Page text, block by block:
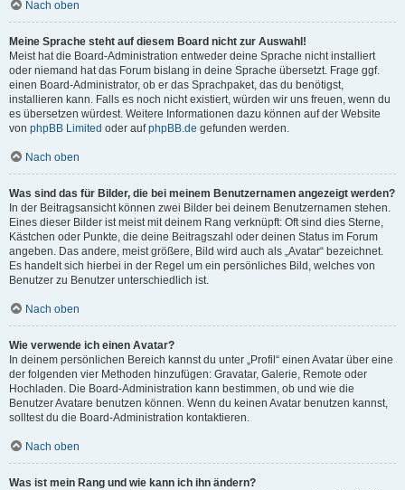
Nach oben
Meine Sprache steht auf diesem Board nicht zur Auswahl!
Meist hat die Board-Administration entweder deine Sprache nicht installiert
oder niemand hat das Forum bislang in deine Sprache übersetzt. Frage ggf.
einen Board-Administrator, ob er das Sprachpaket, das du benötigst,
installieren kann. Falls es noch nicht existiert, würden wir uns freuen, wenn du
es übersetzen würdest. Weitere Informationen dazu können auf der Website
von phpBB Limited oder aufphpBB.de gefunden werden.
Nach oben
Was sind das für Bilder, die bei meinem Benutzernamen angezeigt werden?
In der Beitragsansicht können zwei Bilder bei deinem Benutzernamen stehen.
Eines dieser Bilder ist meist mit deinem Rang verknüpft: Oft sind dies Sterne,
Kästchen oder Punkte, die deine Beitragszahl oder deinen Status im Forum
angeben. Das andere, meist größere, Bild wird auch als „Avatar“ bezeichnet.
Es handelt sich hierbei in der Regel um ein persönliches Bild, welches von
Benutzer zu Benutzer unterschiedlich ist.
Nach oben
Wie verwende ich einen Avatar?
In deinem persönlichen Bereich kannst du unter „Profil“ einen Avatar über eine
der folgenden vier Methoden hinzufügen: Gravatar, Galerie, Remote oder
Hochladen. Die Board-Administration kann bestimmen, ob und wie die
Benutzer Avatare benutzen können. Wenn du keinen Avatar benutzen kannst,
solltest du die Board-Administration kontaktieren.
Nach oben
Was ist mein Rang und wie kann ich ihn ändern?